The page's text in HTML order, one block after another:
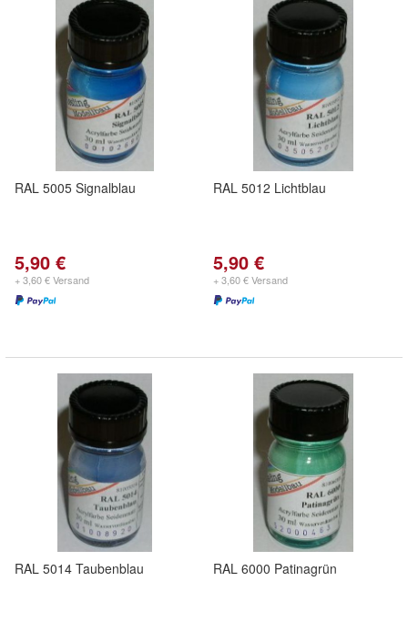
RAL 5005 Signalblau
5,90 €
+ 3,60 € Versand
RAL 5012 Lichtblau
5,90 €
+ 3,60 € Versand
RAL 5014 Taubenblau RAL 6000 Patinagrün